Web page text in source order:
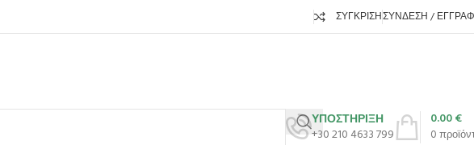
ΣΎΓΚΡΙΣΗΣΎΝΔΕΣΗ /
ΥΠΟΣΤΗΡΙΞΗ
+30 210 4633 799
0
0.00€